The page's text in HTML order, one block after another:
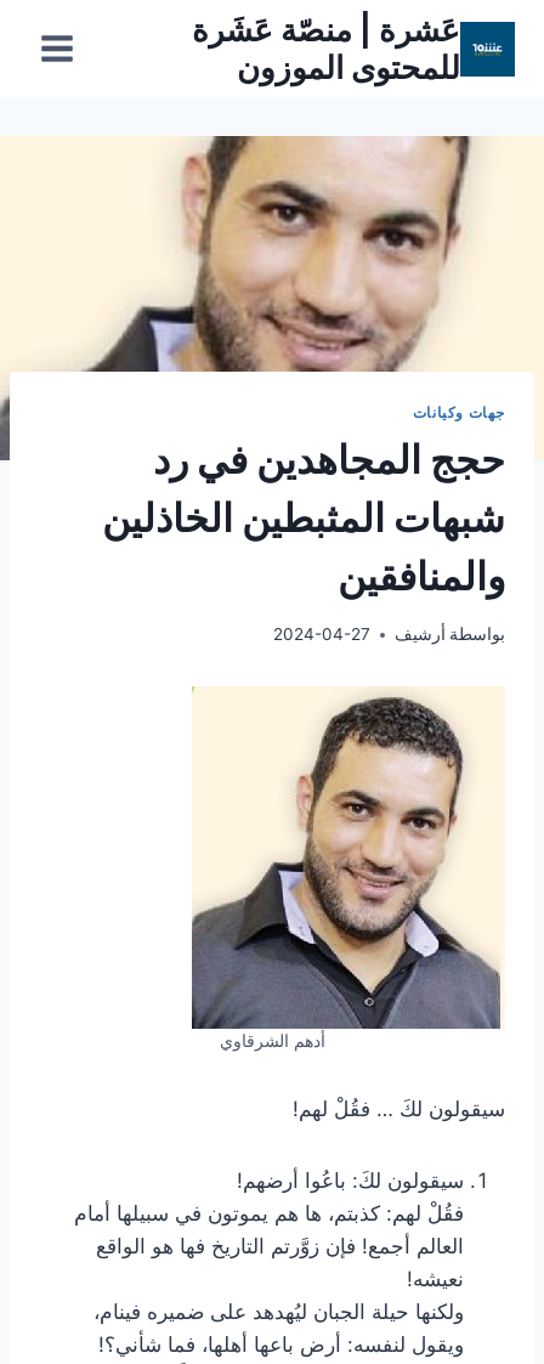
المحتوى
عَشرة | منصّة عَشَرة
للمحتوى الموزون
جهات وكيانات
حجج المجاهدين في رد
شبهات المثبطين الخاذلين
والمنافقين
بواسطة أرشيف 2024-04-27
أدهم الشرقاوي
سيقولون لكَ … فقُلْ لهم!
سيقولون لكَ: باعُوا أرضهم!
فقُلْ لهم: كذبتم، ها هم يموتون في سبيلها أمام
العالم أجمع! فإن زوَّرتم التاريخ فها هو الواقع
نعيشه!
ولكنها حيلة الجبان ليُهدهد على ضميره فينام،
ويقول لنفسه: أرض باعها أهلها، فما شأني؟!